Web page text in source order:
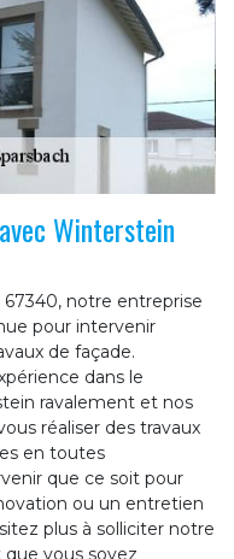
Winterstein
67340, notre entreprise
pour intervenir
de façade.
dans le
ravalement et nos
réaliser des travaux
en toutes
que ce soit pour
ou un entretien
plus à solliciter notre
vous soyez